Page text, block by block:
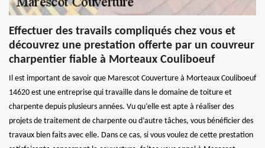
Effectuer des travails compliqués chez vous et
découvrez une prestation offerte par un couvreur
charpentier fiable à Morteaux Couliboeuf
Il est important de savoir que Marescot Couverture à Morteaux Couliboeuf
14620 est une entreprise qui travaille dans le domaine de toiture et
charpente depuis plusieurs années. Vu qu’elle est apte à réaliser des
projets de traitement de charpente ou d’autre tâches, vous bénéficier des
travaux bien faits avec elle. Dans ce cas, si vous voulez de cette prestation